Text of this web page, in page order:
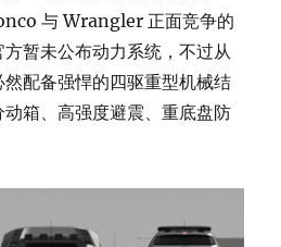
与 Wrangler 正面竞争的
暂未公布动力系统，不过从
配备强悍的四驱重型机械结
箱、高强度避震、重底盘防